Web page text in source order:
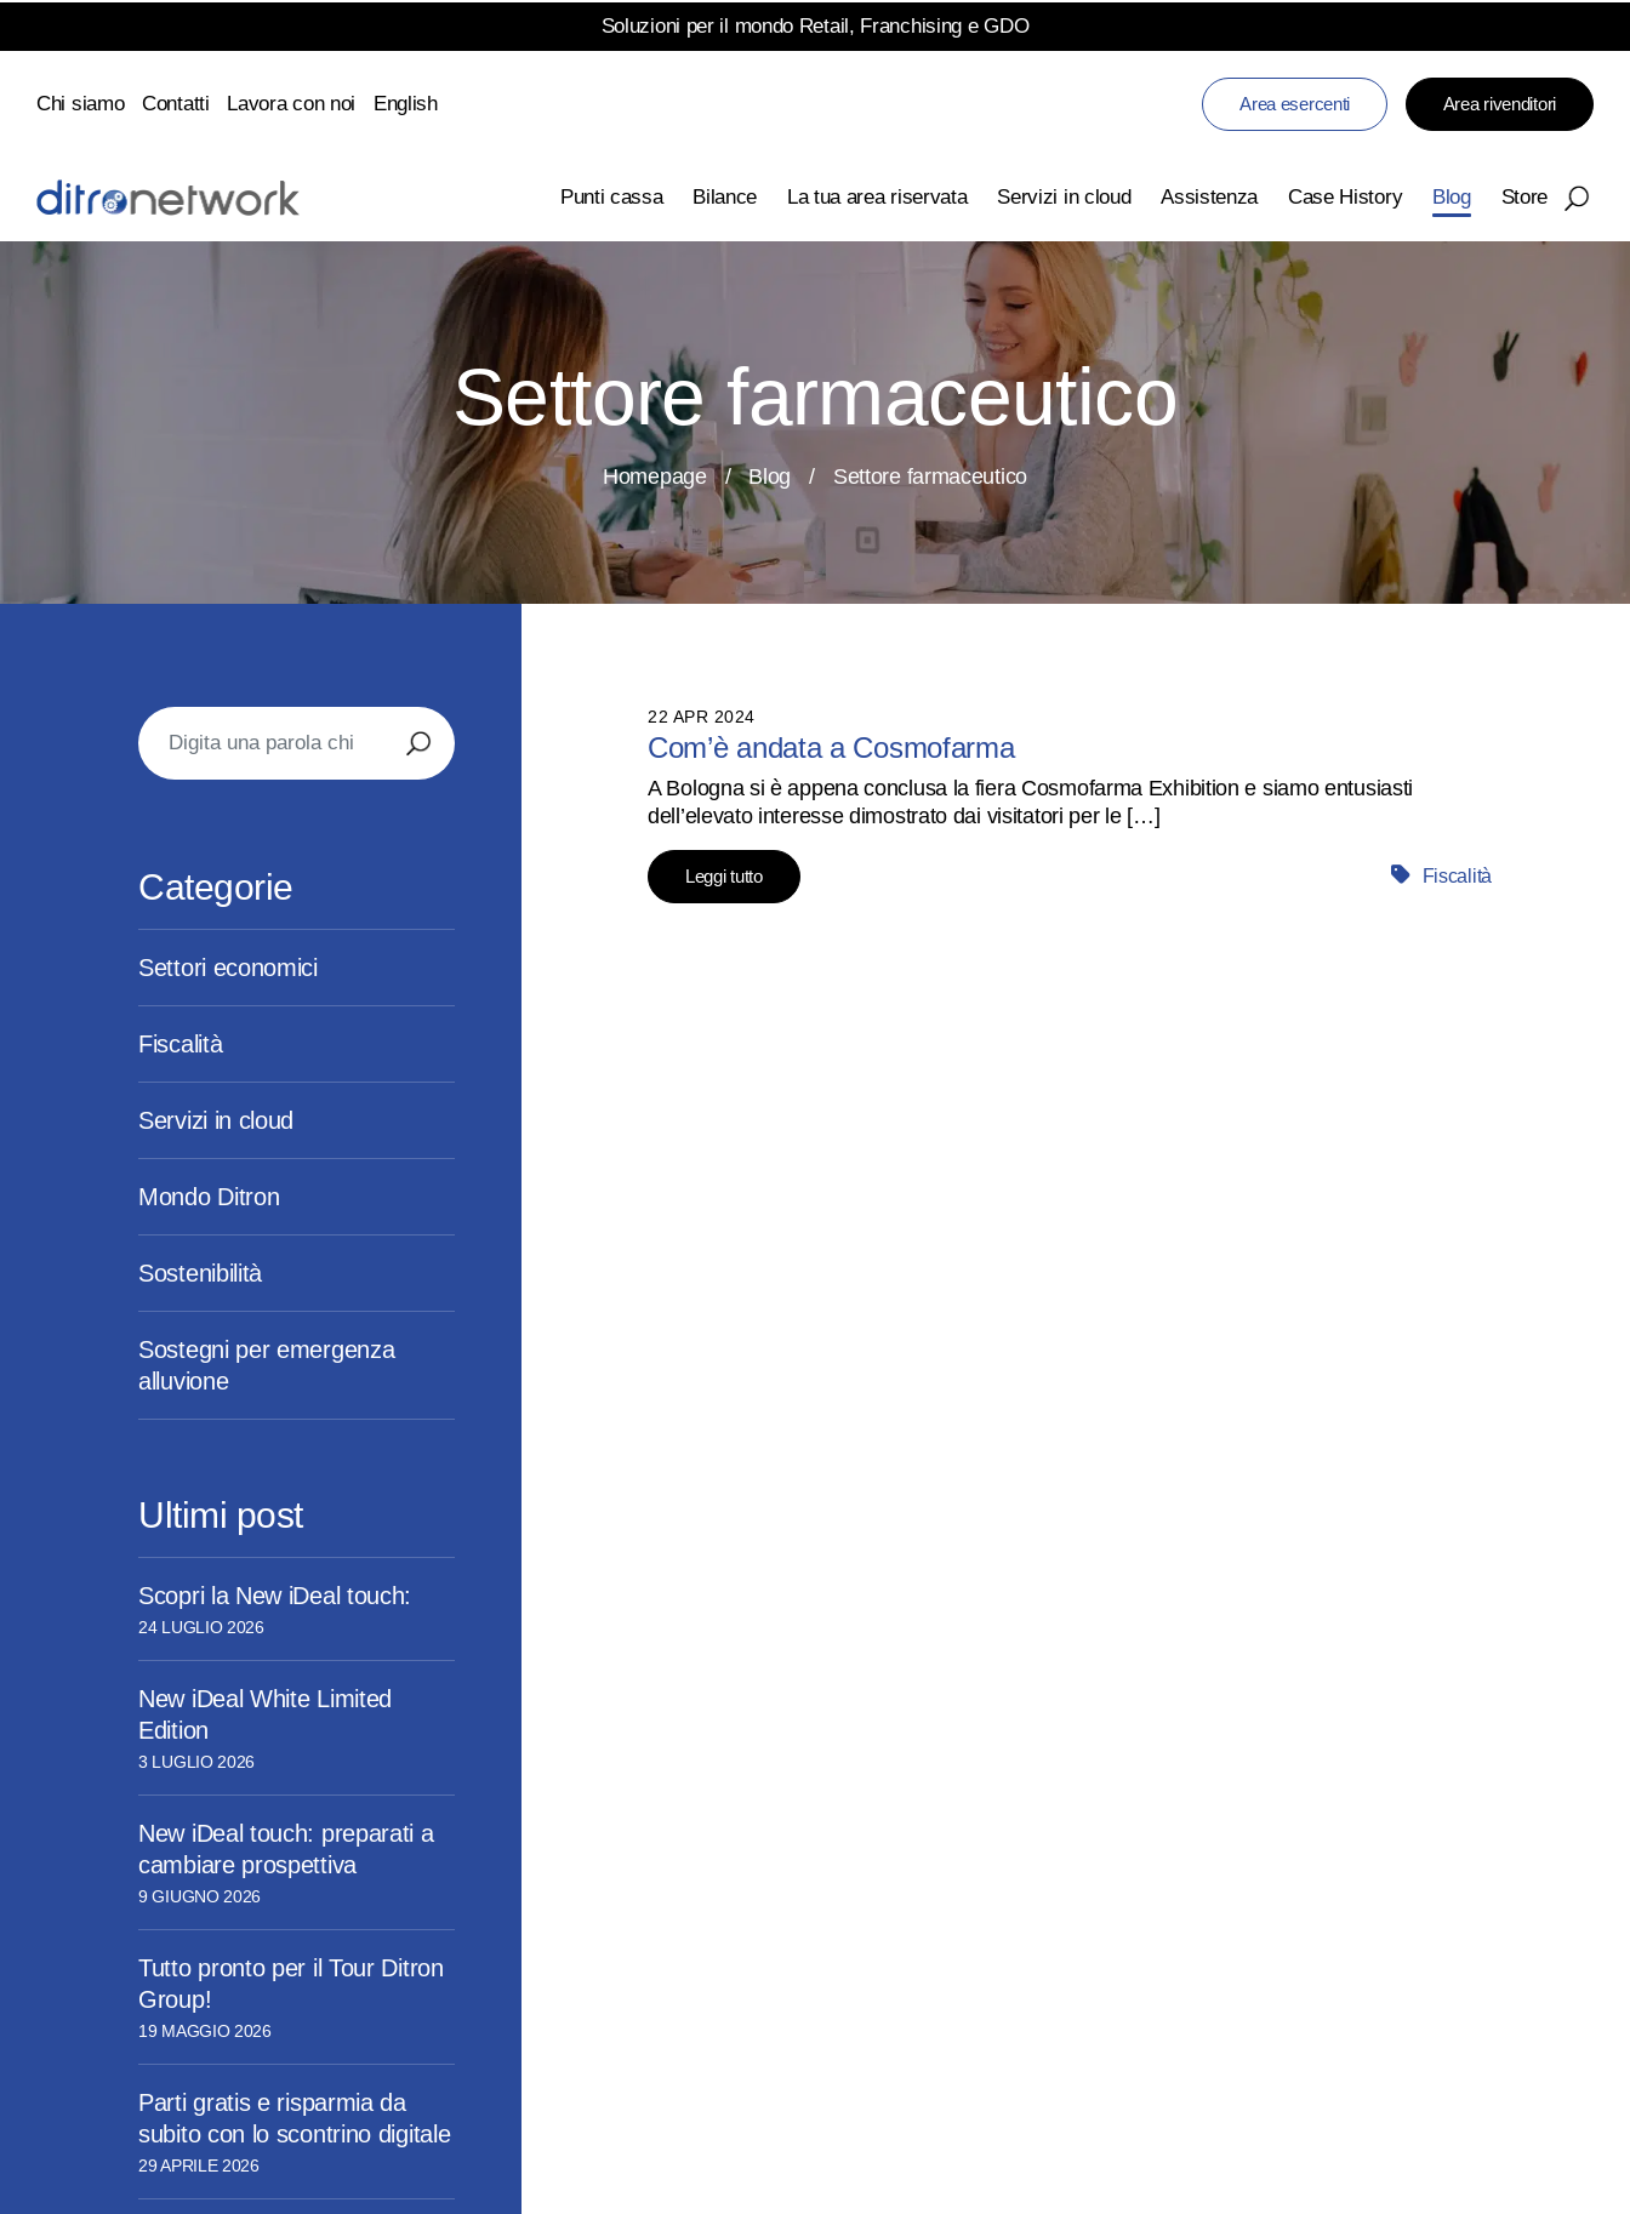
Soluzioni per il mondo Retail, Franchising e GDO
Chi siamo Contatti Lavora con noi English Area esercenti Area rivenditori
Punti cassa Bilance La tua area riservata Servizi in cloud Assistenza Case History Blog Store
Settore farmaceutico
Homepage / Blog / Settore farmaceutico
22 APR 2024
Com’è andata a Cosmofarma
A Bologna si è appena conclusa la fiera Cosmofarma Exhibition e siamo entusiasti
dell’elevato interesse dimostrato dai visitatori per le […]
Leggi tutto Fiscalità
Categorie
Settori economici
Fiscalità
Servizi in cloud
Mondo Ditron
Sostenibilità
Sostegni per emergenza
alluvione
Ultimi post
Scopri la New iDeal touch:
24 LUGLIO 2026
New iDeal White Limited
Edition
3 LUGLIO 2026
New iDeal touch: preparati a
cambiare prospettiva
9 GIUGNO 2026
Tutto pronto per il Tour Ditron
Group!
19 MAGGIO 2026
Parti gratis e risparmia da
subito con lo scontrino digitale
29 APRILE 2026